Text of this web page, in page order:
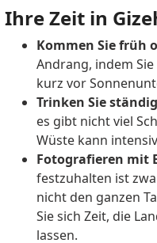
Ihre Zeit in
Kommen Sie früh
Andrang, indem
kurz vor
Trinken Sie
es gibt nicht viel
Wüste kann
Fotografieren mit
festzuhalten ist
nicht den ganzen
Sie sich Zeit, die
lassen.